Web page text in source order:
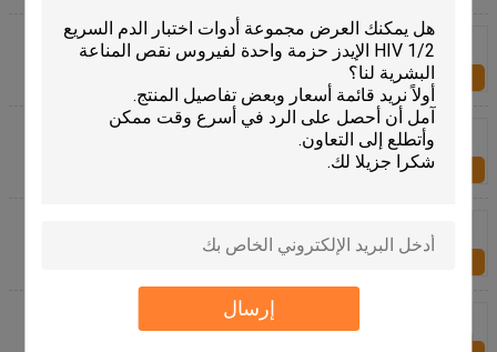
إرسال
عينة الدم محلل طبي درجة حرارة غرفة الكاشف لـ XS-
1000i XS-800i Diluent Lyse
الاستفسار الآن
تنقية خلية مكافحة مختبر الكواشف الطبية درجة حرارة
الغرفة ل XS-1000i Diluent ليز
الاستفسار الآن
لمحلل أمراض الدم
مستجيبات Sysmex للدماء المستخدمة لمرة واحدة في
التشخيص الزجاجي XE-5000 XE-2100